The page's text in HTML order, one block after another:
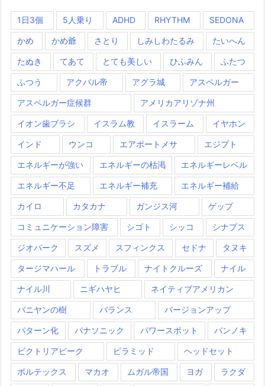
1日3個 5人乗り ADHD RHYTHM SEDONA
かめ かめ爺 さとり しみしわたるみ たいへん
たぬき てあて とても美しい ひふみん ふたつ
ふつう アクバル帝 アグラ城 アスペルガー
アスペルガー症候群 アメリカアリゾナ州
イオン歯ブラシ イスラム教 イスラーム イヤホン
インド ウンコ エアポートメサ エジプト
エネルギーが強い エネルギーの枯渇 エネルギーレベル
エネルギー不足 エネルギー補充 エネルギー補給
カイロ カタカナ ガンジス河 ゲップ
コミュニケーション障害 シゴト シッコ シナプス
ジオパーク スズメ スフィンクス セドナ タヌキ
タージマハール トラブル ナイトクルーズ ナイル
ナイル川 ニギハヤヒ ネイティブアメリカン
バニヤンの樹 バランス バージョンアップ
パターン化 パナソニック パワースポット パンノキ
ビクトリアピーク ピラミッド ヘッドセット
ボルテックス マカオ ムガル帝国 ヨガ ラクダ